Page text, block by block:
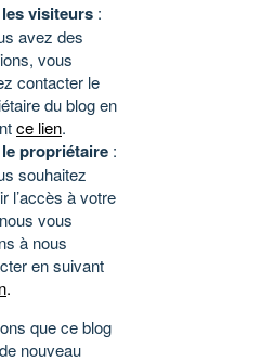
visiteurs :
avez des
vous
contacter le
du blog en
ce lien.
propriétaire :
souhaitez
l’accès à votre
vous
à nous
en suivant
.
que ce blog
nouveau